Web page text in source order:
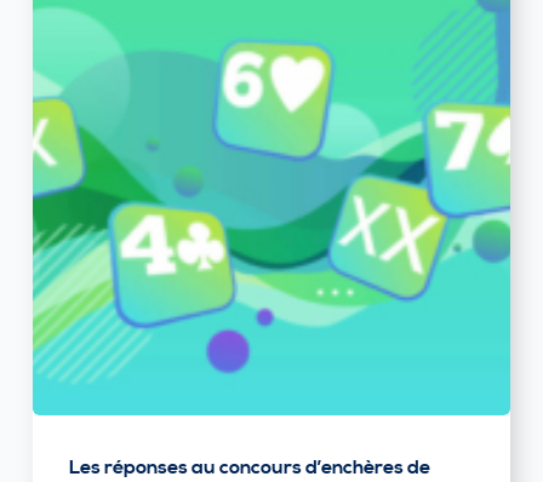
Les réponses au concours d’enchères de